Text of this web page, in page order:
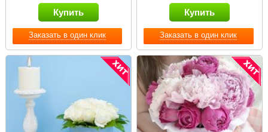
Заказать в один клик
Купить
Заказать в один клик
Купить